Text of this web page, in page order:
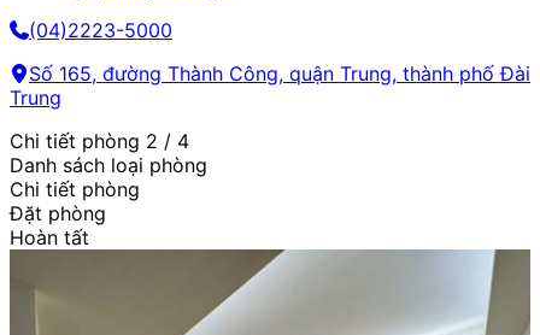
(04)2223-5000
Số 165, đường Thành Công, quận Trung, thành phố Đài
Trung
Chi tiết phòng 2 / 4
Danh sách loại phòng
Chi tiết phòng
Đặt phòng
Hoàn tất